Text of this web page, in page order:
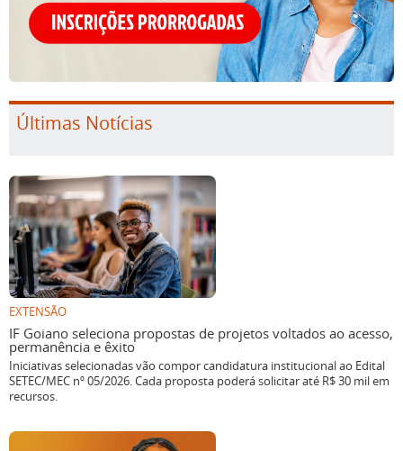
Últimas Notícias
EXTENSÃO
IF Goiano seleciona propostas de projetos voltados ao acesso,
permanência e êxito
Iniciativas selecionadas vão compor candidatura institucional ao Edital
SETEC/MEC nº 05/2026. Cada proposta poderá solicitar até R$ 30 mil em
recursos.